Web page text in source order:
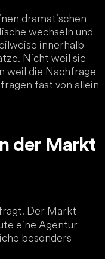
dramatischen
wechseln und
innerhalb
Nicht weil sie
weil die Nachfrage
fast von allein
der Markt
Der Markt
eine Agentur
besonders